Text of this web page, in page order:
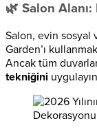
🌿 Salon
Salon, evin
Garden’ı
Ancak tüm
tekniğini